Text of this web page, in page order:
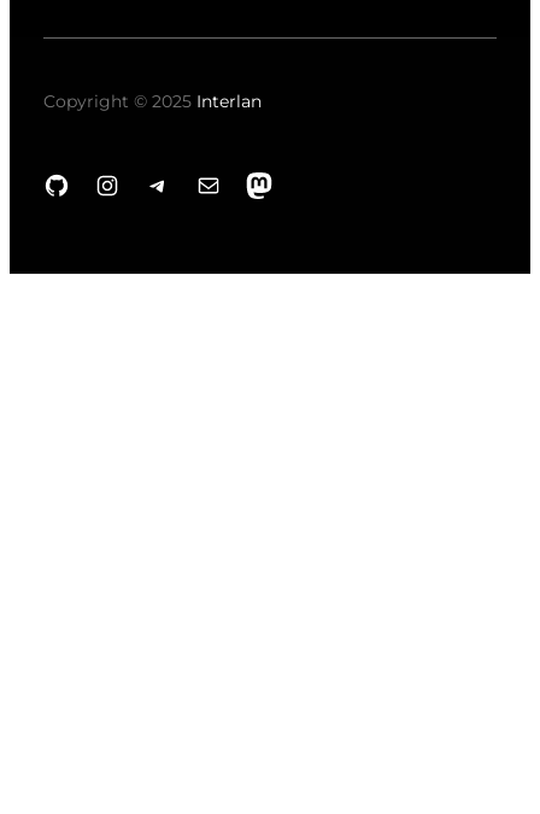
Copyright © 2025 Interlan
GitHub Instagram Telegram Correo electrónico Mastodon